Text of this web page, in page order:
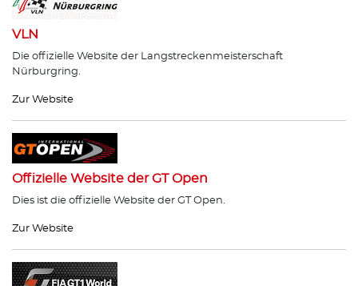
VLN
Die offizielle Website der Langstreckenmeisterschaft
Nürburgring.
Zur Website
Offizielle Website der GT Open
Dies ist die offizielle Website der GT Open.
Zur Website